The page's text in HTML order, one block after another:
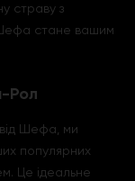
страву з
стане вашим
Рол
Шефа, ми
популярних
Це ідеальне